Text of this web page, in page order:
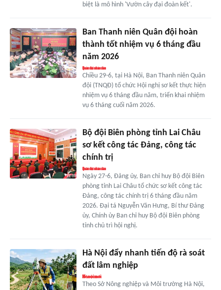
biệt là mô hình 'Vườn cây đại đoàn kết'.
Ban Thanh niên Quân đội hoàn
thành tốt nhiệm vụ 6 tháng đầu
năm 2026
Chiều 29-6, tại Hà Nội, Ban Thanh niên Quân
đội (TNQĐ) tổ chức Hội nghị sơ kết thực hiện
nhiệm vụ 6 tháng đầu năm, triển khai nhiệm
vụ 6 tháng cuối năm 2026.
Bộ đội Biên phòng tỉnh Lai Châu
sơ kết công tác Đảng, công tác
chính trị
Ngày 27-6, Đảng ủy, Ban chỉ huy Bộ đội Biên
phòng tỉnh Lai Châu tổ chức sơ kết công tác
Đảng, công tác chính trị 6 tháng đầu năm
2026. Đại tá Nguyễn Văn Hưng, Bí thư Đảng
ủy, Chính ủy Ban chỉ huy Bộ đội Biên phòng
tỉnh chủ trì hội nghị.
Hà Nội đẩy nhanh tiến độ rà soát
đất lâm nghiệp
Theo Sở Nông nghiệp và Môi trường Hà Nội,